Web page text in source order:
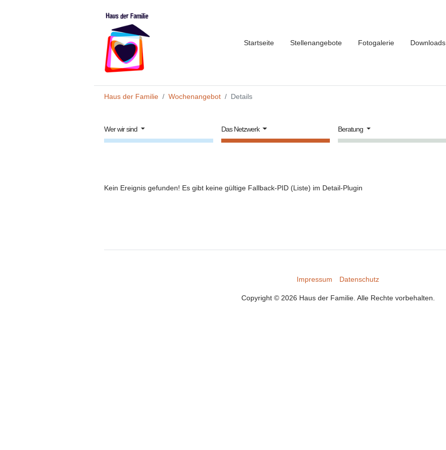
Startseite Stellenangebote Fotogalerie Downloads
Haus der Familie
Wochenangebot Details
Wer wir sind Das Netzwerk Beratung
Kein Ereignis gefunden! Es gibt keine gültige Fallback-PID (Liste) im Detail-Plugin
Impressum Datenschutz
Copyright © 2026 Haus der Familie. Alle Rechte vorbehalten.